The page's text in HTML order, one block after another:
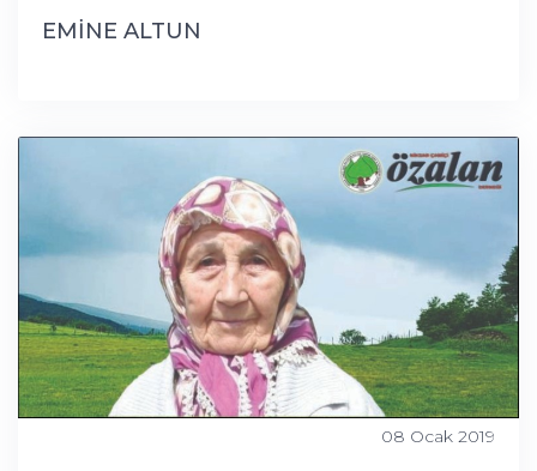
EMİNE ALTUN
08 Ocak 2019